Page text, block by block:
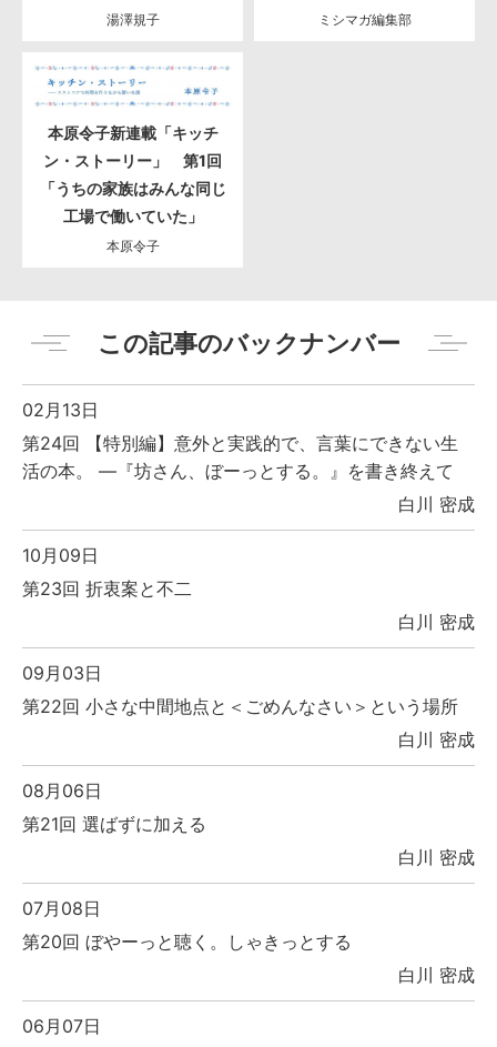
湯澤規子 ミシマガ編集部
本原令子新連載「キッチ
ン・ストーリー」 第1回
「うちの家族はみんな同じ
工場で働いていた」
本原令子
この記事のバックナンバー
02月13日
第24回 【特別編】意外と実践的で、言葉にできない生
活の本。 ―『坊さん、ぼーっとする。』を書き終えて
白川 密成
10月09日
第23回 折衷案と不二
白川 密成
09月03日
第22回 小さな中間地点と＜ごめんなさい＞という場所
白川 密成
08月06日
第21回 選ばずに加える
白川 密成
07月08日
第20回 ぼやーっと聴く。しゃきっとする
白川 密成
06月07日